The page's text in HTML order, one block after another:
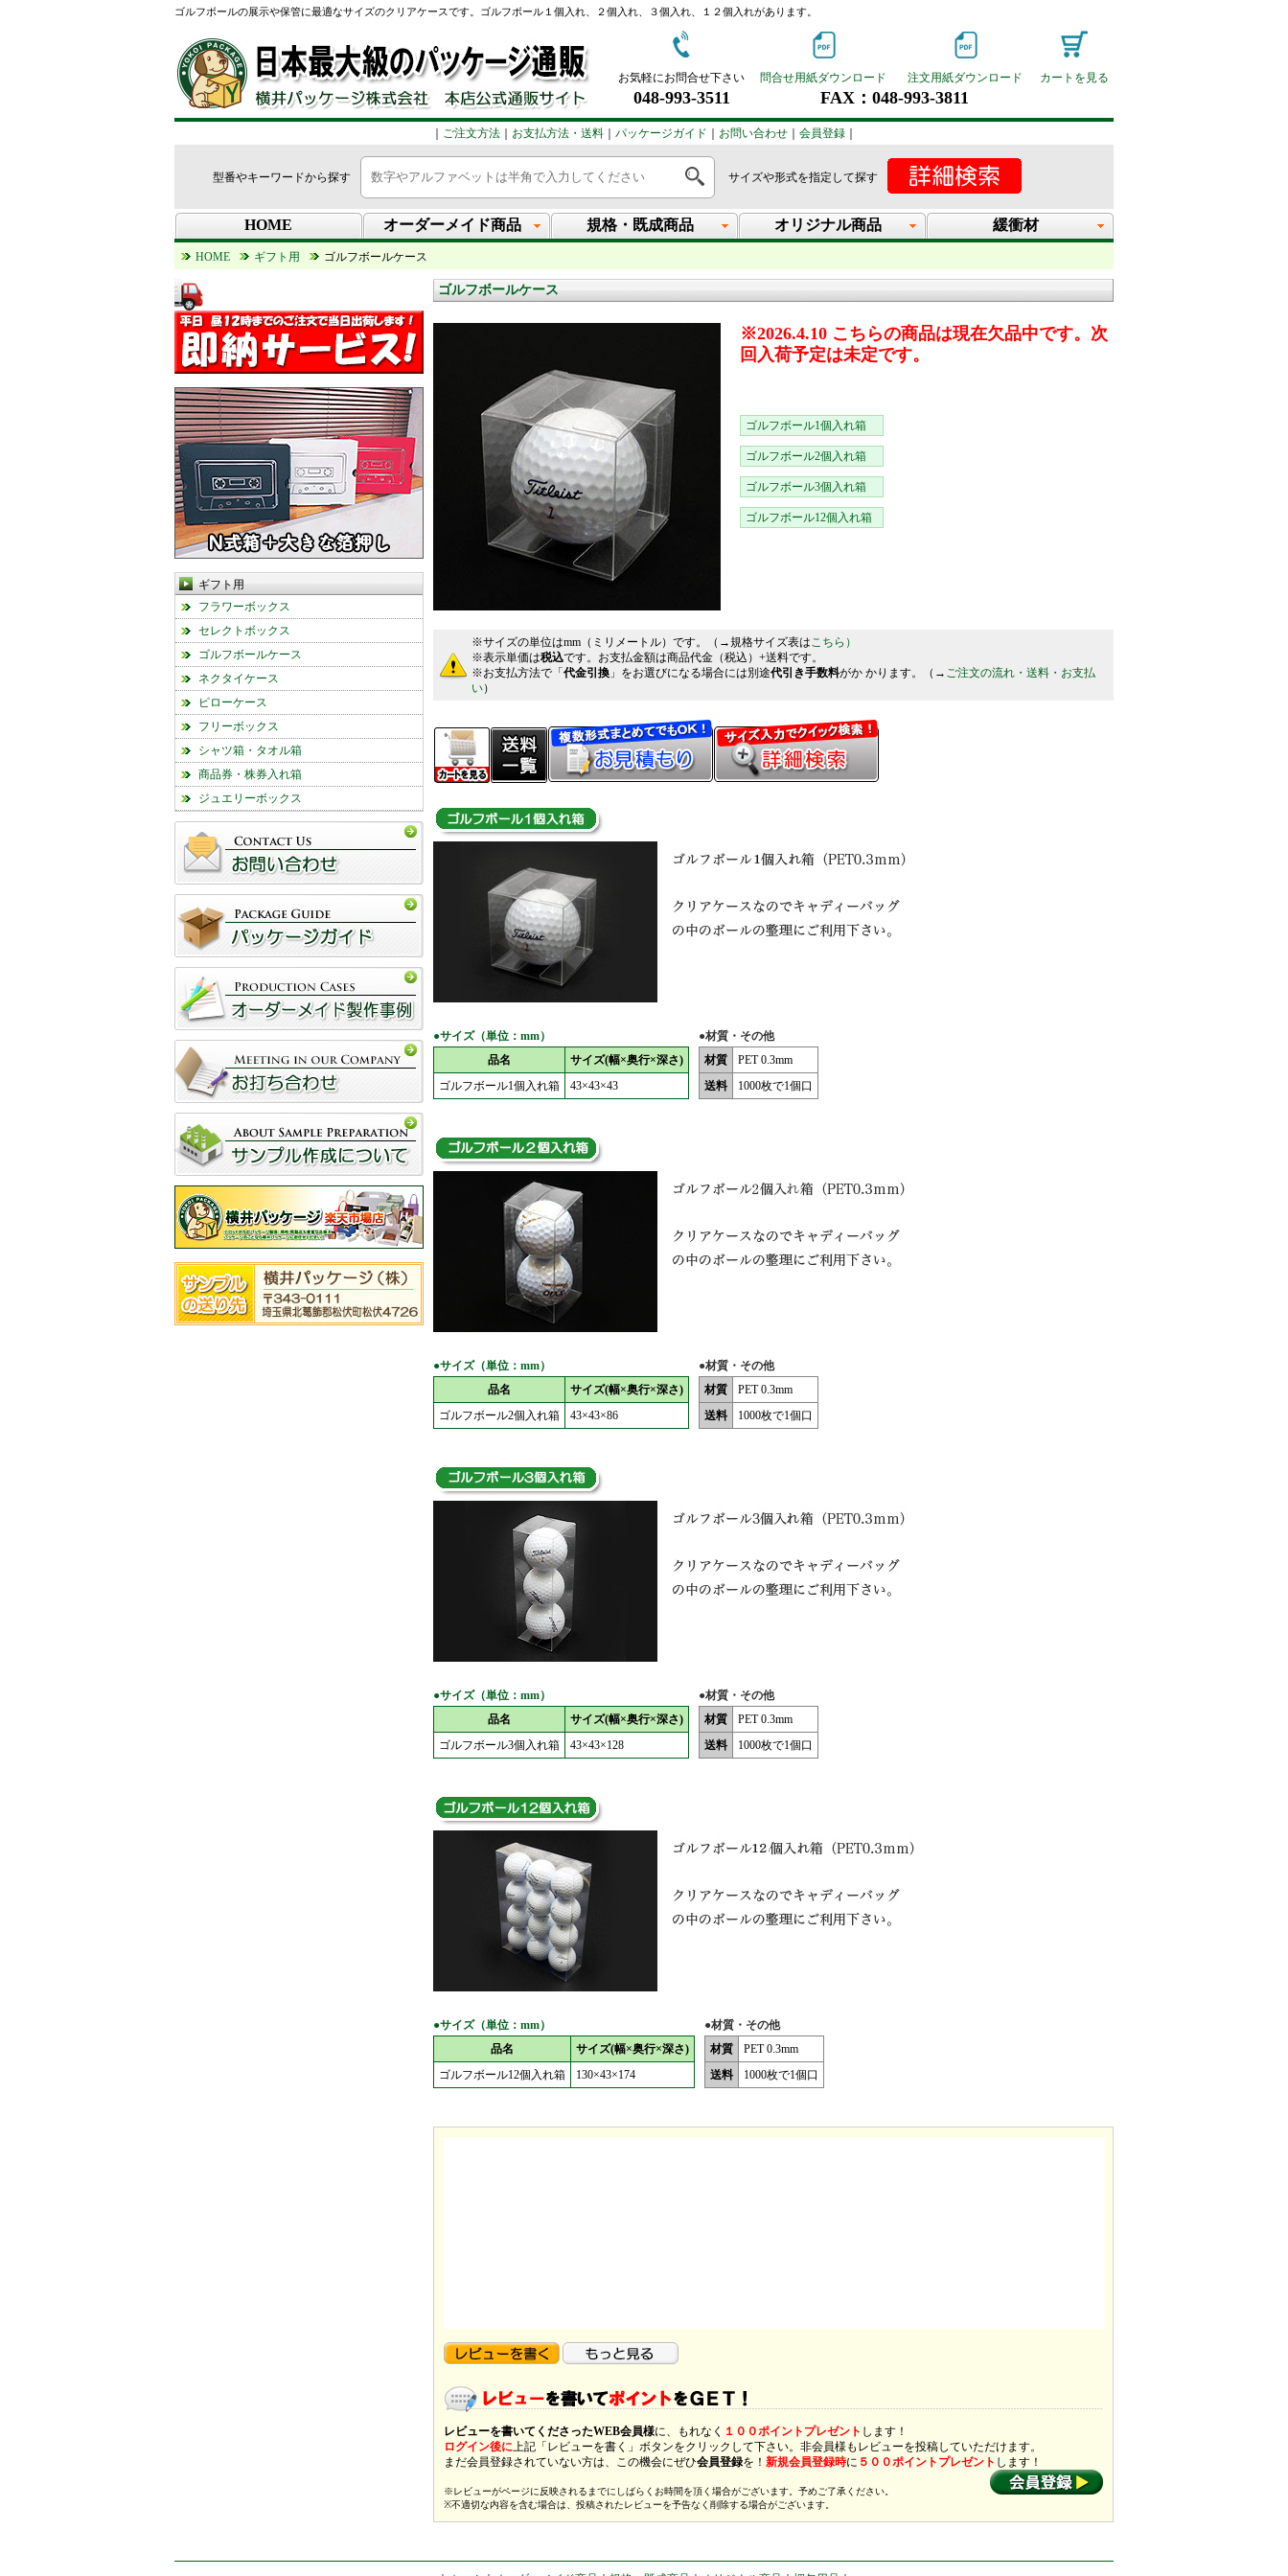
ゴルフボールの展示や保管に最適なサイズのクリアケースです。ゴルフボール１個入れ、２個入れ、３個入れ、１２個入れがあります。
お気軽にお問合せ下さい 問合せ用紙ダウンロード 注文用紙ダウンロード カートを見る
048-993-3511 FAX：048-993-3811
ご注文方法 お支払方法・送料 パッケージガイド お問い合わせ 会員登録
型番やキーワードから探す サイズや形式を指定して探す
HOME オーダーメイド商品 規格・既成商品 オリジナル商品 緩衝材
HOME ギフト用 ゴルフボールケース
ギフト用
フラワーボックス
セレクトボックス
ゴルフボールケース
ネクタイケース
ピローケース
フリーボックス
シャツ箱・タオル箱
商品券・株券入れ箱
ジュエリーボックス
ゴルフボールケース
※2026.4.10 こちらの商品は現在欠品中です。次
回入荷予定は未定です。
ゴルフボール1個入れ箱
ゴルフボール2個入れ箱
ゴルフボール3個入れ箱
ゴルフボール12個入れ箱
※サイズの単位はmm（ミリメートル）です。（→規格サイズ表はこちら）
※表示単価は税込です。お支払金額は商品代金（税込）+送料です。
※お支払方法で「 代金引換 」をお選びになる場合には別途代引き手数料がか かります。（→ ご注文の流れ・送料・お支払
い）
●サイズ（単位：mm）
品名
サイズ(幅×奥行×深さ)
ゴルフボール1個入れ箱
43×43×43
●材質・その他
材質
PET 0.3mm
送料
1000枚で1個口
●サイズ（単位：mm）
品名
サイズ(幅×奥行×深さ)
ゴルフボール2個入れ箱
43×43×86
●材質・その他
材質
PET 0.3mm
送料
1000枚で1個口
●サイズ（単位：mm）
品名
サイズ(幅×奥行×深さ)
ゴルフボール3個入れ箱
43×43×128
●材質・その他
材質
PET 0.3mm
送料
1000枚で1個口
●サイズ（単位：mm）
品名
サイズ(幅×奥行×深さ)
ゴルフボール12個入れ箱
130×43×174
●材質・その他
材質
PET 0.3mm
送料
1000枚で1個口
レビューを書いてくださったWEB会員様に、もれなく １００ポイントプレゼント します！
ログイン後に上記「レビューを書く」ボタンをクリックして下さい。非会員様もレビューを投稿していただけます。
まだ会員登録されていない方は、この機会にぜひ会員登録を！ 新規会員登録時に ５００ポイントプレゼント します！
※レビューがページに反映されるまでにしばらくお時間を頂く場合がございます。予めご了承ください。
※不適切な内容を含む場合は、投稿されたレビューを予告なく削除する場合がございます。